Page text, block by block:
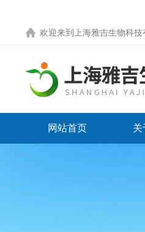
欢迎来到 上海雅吉生物科
网站首页 关